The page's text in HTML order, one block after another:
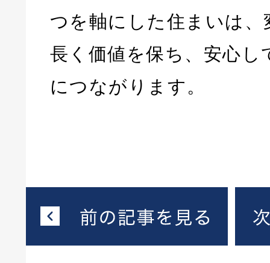
つを軸にした住まいは、
長く価値を保ち、安心し
につながります。